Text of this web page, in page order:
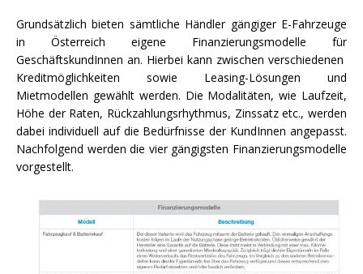
Grundsätzlich bieten sämtliche Händler gängiger E-Fahrzeuge
in Österreich eigene Finanzierungsmodelle für
GeschäftskundInnen an. Hierbei kann zwischen verschiedenen
Kreditmöglichkeiten sowie Leasing-Lösungen und
Mietmodellen gewählt werden. Die Modalitäten, wie Laufzeit,
Höhe der Raten, Rückzahlungsrhythmus, Zinssatz etc., werden
dabei individuell auf die Bedürfnisse der KundInnen angepasst.
Nachfolgend werden die vier gängigsten Finanzierungsmodelle
vorgestellt.